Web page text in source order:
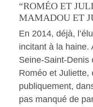
“ROMÉO ET
MAMADOU ET
En 2014, déjà,
incitant à la haine.
Seine-Saint-
Roméo et Juliette,
publiquement,
pas manqué de